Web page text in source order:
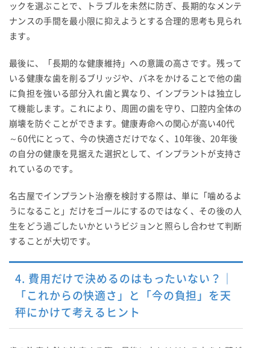
ックを選ぶことで、トラブルを未然に防ぎ、長期的なメンテ
ナンスの手間を最小限に抑えようとする合理的思考も見られ
ます。
最後に、「長期的な健康維持」への意識の高さです。残って
いる健康な歯を削るブリッジや、バネをかけることで他の歯
に負担を強いる部分入れ歯と異なり、インプラントは独立し
て機能します。これにより、周囲の歯を守り、口腔内全体の
崩壊を防ぐことができます。健康寿命への関心が高い40代
～60代にとって、今の快適さだけでなく、10年後、20年後
の自分の健康を見据えた選択として、インプラントが支持さ
れているのです。
名古屋でインプラント治療を検討する際は、単に「噛めるよ
うになること」だけをゴールにするのではなく、その後の人
生をどう過ごしたいかというビジョンと照らし合わせて判断
することが大切です。
4. 費用だけで決めるのはもったいない？｜
「これからの快適さ」と「今の負担」を天
秤にかけて考えるヒント